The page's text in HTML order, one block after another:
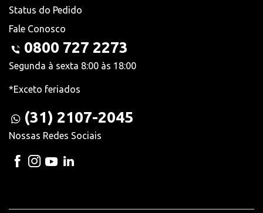
Status do Pedido
Fale Conosco
0800 727 2273
Segunda à sexta 8:00 às 18:00
*Exceto feriados
(31) 2107-2045
Nossas Redes Sociais